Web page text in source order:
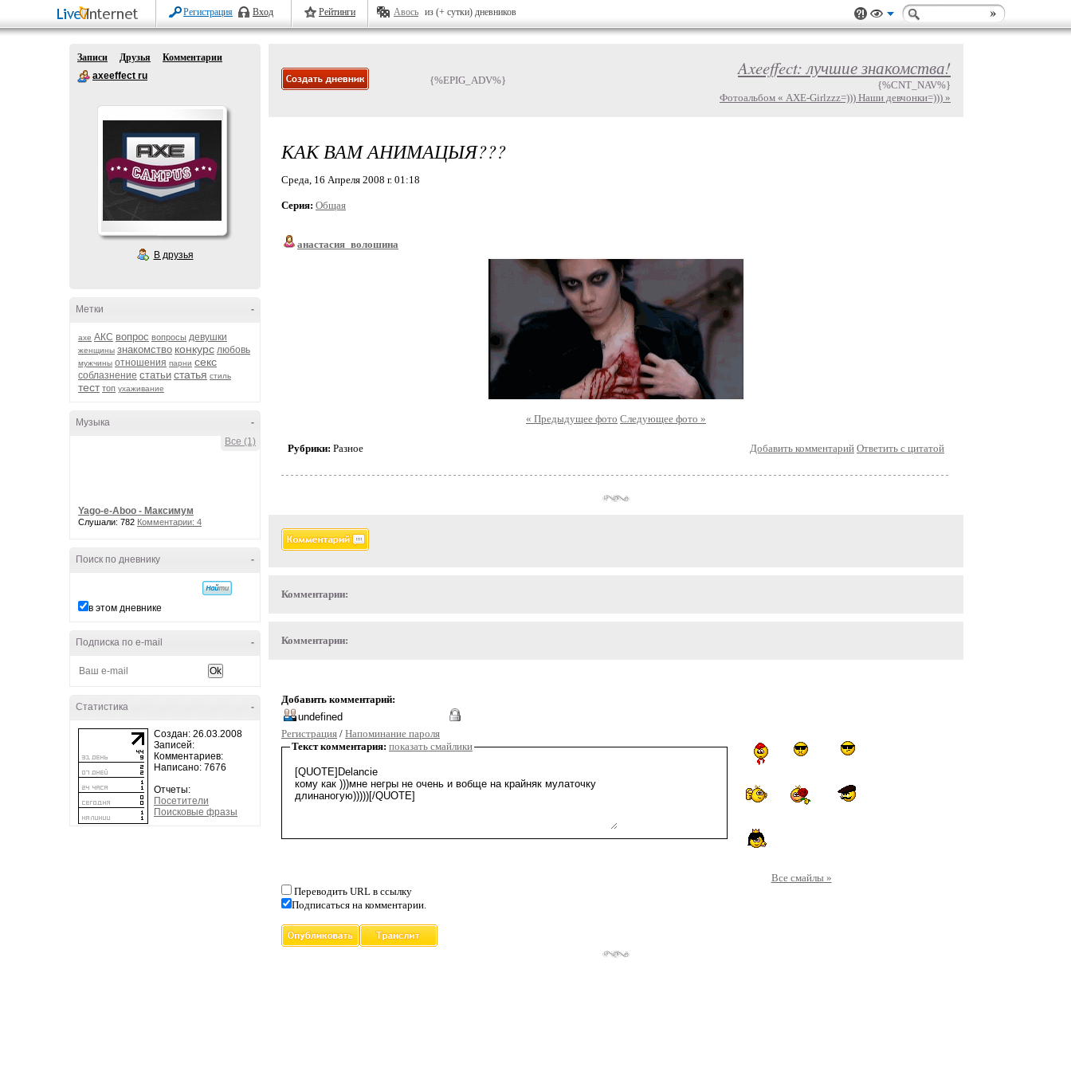
Регистрация Вход Рейтинги Авось из (+ сутки) дневников
Записи Друзья
Комментарии
axeeffect ru
В друзья
-
Метки
axe АКС вопрос вопросы девушки
женщины знакомство конкурс любовь
мужчины отношения парни секс
соблазнение статьи статья стиль
тест топ ухаживание
-
Музыка
Все (1)
Yago-e-Aboo - Максимум
Слушали: 782 Комментарии: 4
-
Поиск по дневнику
в этом дневнике
-
Подписка по e-mail
-
Статистика
Создан: 26.03.2008
Записей:
Комментариев:
Написано: 7676
Отчеты:
Посетители
Поисковые фразы
{%EPIG_ADV%}
Axeeffect: лучшие знакомства!
{%CNT_NAV%}
Фотоальбом « AXE-Girlzzz=))) Наши девчонки=))) »
КАК ВАМ АНИМАЦЫЯ???
Среда, 16 Апреля 2008 г. 01:18
Серия: Общая
анастасия_волошина
« Предыдущее фото Следующее фото »
Рубрики: Разное Добавить комментарий Ответить с цитатой
Комментарии:
Комментарии:
Добавить комментарий:
Регистрация / Напоминание пароля
Текст комментария: показать смайлики
Все смайлы »
Переводить URL в ссылку
Подписаться на комментарии.